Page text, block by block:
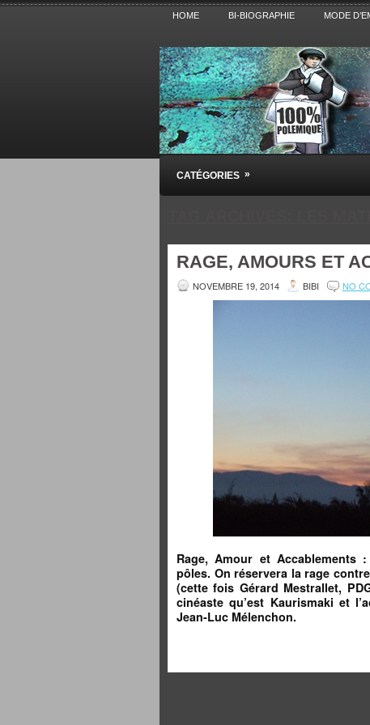
HOME BI-BIOGRAPHIE MODE
Pensez BiBi
Blog polémique sur l'Actualité, la
CATÉGORIES »
RAGE, AMOURS ET
NOVEMBRE 19, 2014 BIBI NO
Rage, Amour et
pôles. On réservera la rage
(cette fois Gérard Mestrallet,
cinéaste qu’est Kaurismaki et
Jean-Luc Mélenchon.